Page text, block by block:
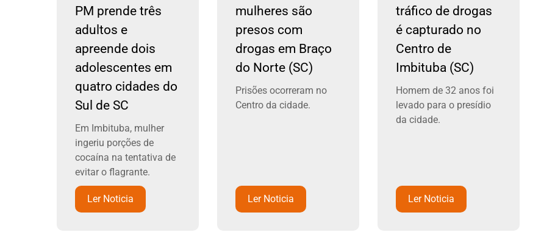
PM prende três
adultos e
apreende dois
adolescentes em
quatro cidades do
Sul de SC
Em Imbituba, mulher
ingeriu porções de
cocaína na tentativa de
evitar o flagrante.
Ler Noticia
mulheres são
presos com
drogas em Braço
do Norte (SC)
Prisões ocorreram no
Centro da cidade.
Ler Noticia
tráfico de drogas
é capturado no
Centro de
Imbituba (SC)
Homem de 32 anos foi
levado para o presídio
da cidade.
Ler Noticia